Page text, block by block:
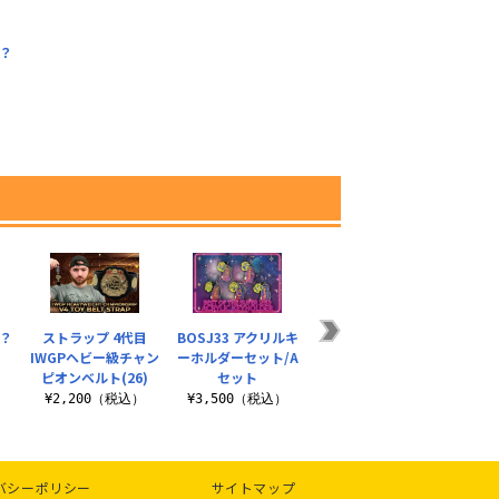
ストラップ 4代目
IWGPヘビー級チャン
ピオンベルト(26)
¥2,200（税込）
BOSJ33 アクリルキ
ーホルダーセット/A
セット
¥3,500（税込）
シーポリシー サイトマップ